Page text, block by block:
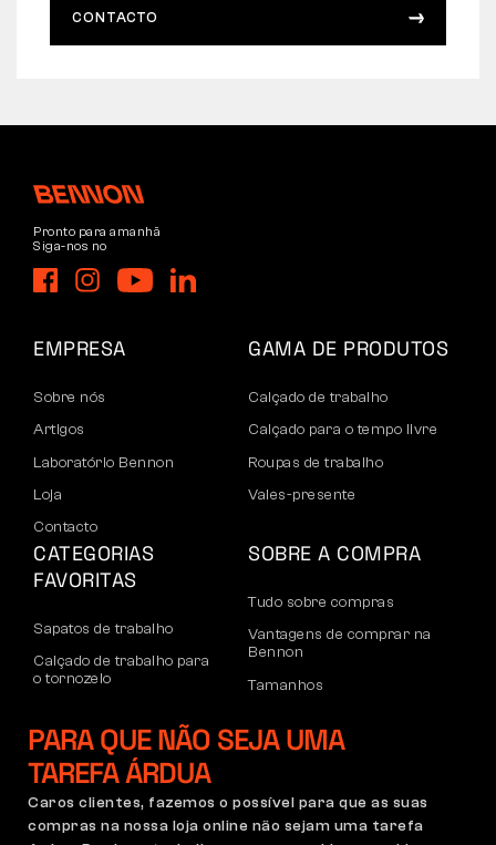
CONTACTO
Pronto para amanhã
Siga-nos no
EMPRESA
Sobre nós
Artigos
Laboratório Bennon
Loja
Contacto
GAMA DE PRODUTOS
Calçado de trabalho
Calçado para o tempo livre
Roupas de trabalho
Vales-presente
CATEGORIAS
FAVORITAS
Sapatos de trabalho
Calçado de trabalho para
o tornozelo
Calçado de lazer para
o tornozelo
Calças
Moletons
SOBRE A COMPRA
Tudo sobre compras
Vantagens de comprar na
Bennon
Tamanhos
Transporte e pagamento
Registo no B2B
PARA QUE NÃO SEJA UMA
TAREFA ÁRDUA
Caros clientes, fazemos o possível para que as suas
compras na nossa loja online não sejam uma tarefa